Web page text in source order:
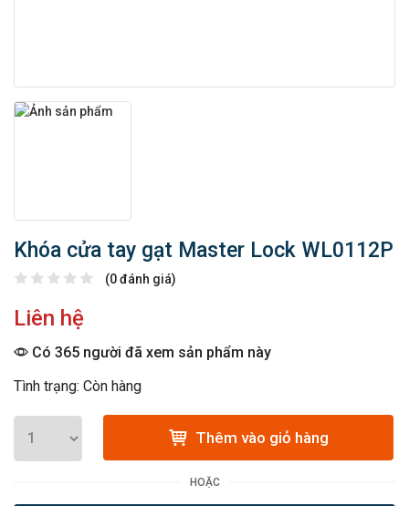
Khóa cửa tay gạt Master Lock WL0112P
(0 đánh giá)
Liên hệ
Có 365 người đã xem sản phẩm này
Tình trạng: Còn hàng
Thêm vào giỏ hàng
HOẶC